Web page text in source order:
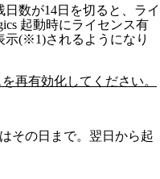
数が14日を切ると、ライ
起動時にライセンス有
示(※1)されるようになり
再有効化してください。
その日まで。翌日から起